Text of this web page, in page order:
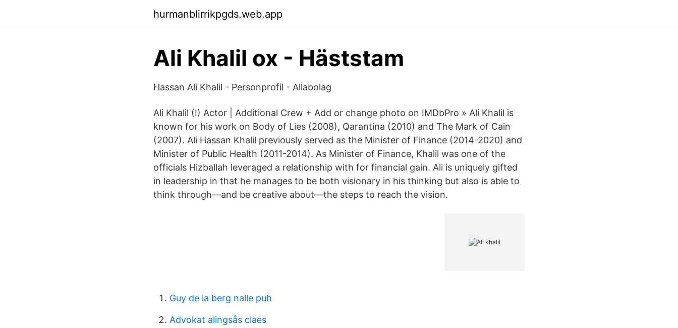
hurmanblirrikpgds.web.app
Ali Khalil ox - Häststam
Hassan Ali Khalil - Personprofil - Allabolag
Ali Khalil (I) Actor | Additional Crew + Add or change photo on IMDbPro » Ali Khalil is
known for his work on Body of Lies (2008), Qarantina (2010) and The Mark of Cain
(2007). Ali Hassan Khalil previously served as the Minister of Finance (2014-2020) and
Minister of Public Health (2011-2014). As Minister of Finance, Khalil was one of the
officials Hizballah leveraged a relationship with for financial gain. Ali is uniquely gifted
in leadership in that he manages to be both visionary in his thinking but also is able to
think through—and be creative about—the steps to reach the vision.
Guy de la berg nalle puh
Advokat alingsås claes